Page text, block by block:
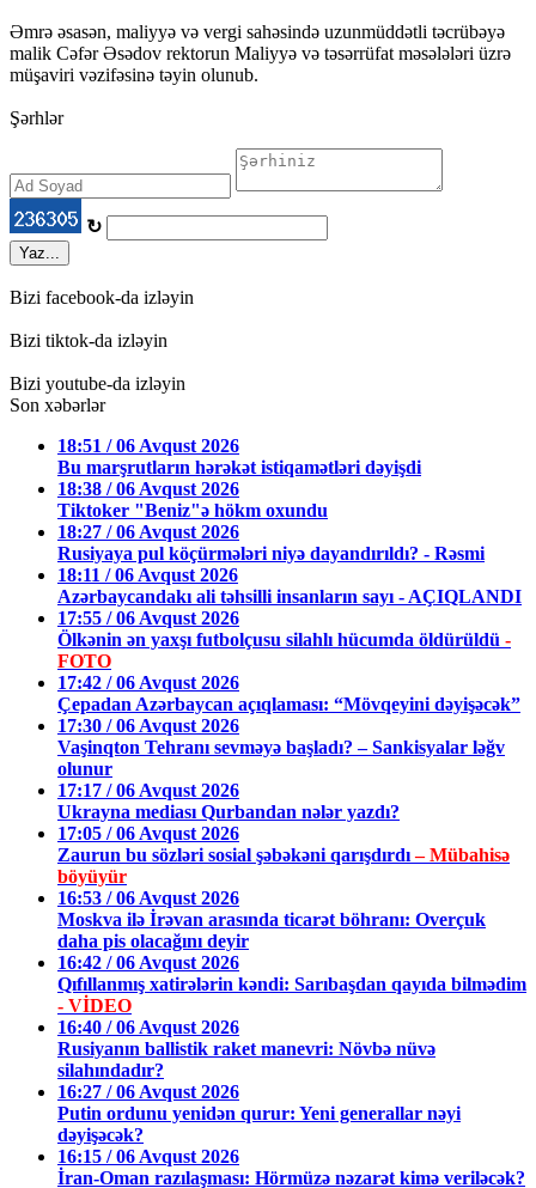
Əmrə əsasən, maliyyə və vergi sahəsində uzunmüddətli təcrübəyə
malik Cəfər Əsədov rektorun Maliyyə və təsərrüfat məsələləri üzrə
müşaviri vəzifəsinə təyin olunub.
Şərhlər
↻
Yaz...
Bizi facebook-da izləyin
Bizi tiktok-da izləyin
Bizi youtube-da izləyin
Son xəbərlər
18:51 / 06 Avqust 2026
Bu marşrutların hərəkət istiqamətləri dəyişdi
18:38 / 06 Avqust 2026
Tiktoker "Beniz"ə hökm oxundu
18:27 / 06 Avqust 2026
Rusiyaya pul köçürmələri niyə dayandırıldı? - Rəsmi
18:11 / 06 Avqust 2026
Azərbaycandakı ali təhsilli insanların sayı - AÇIQLANDI
17:55 / 06 Avqust 2026
Ölkənin ən yaxşı futbolçusu silahlı hücumda öldürüldü -
FOTO
17:42 / 06 Avqust 2026
Çepadan Azərbaycan açıqlaması: “Mövqeyini dəyişəcək”
17:30 / 06 Avqust 2026
Vaşinqton Tehranı sevməyə başladı? – Sankisyalar ləğv
olunur
17:17 / 06 Avqust 2026
Ukrayna mediası Qurbandan nələr yazdı?
17:05 / 06 Avqust 2026
Zaurun bu sözləri sosial şəbəkəni qarışdırdı– Mübahisə
böyüyür
16:53 / 06 Avqust 2026
Moskva ilə İrəvan arasında ticarət böhranı: Overçuk
daha pis olacağını deyir
16:42 / 06 Avqust 2026
Qıfıllanmış xatirələrin kəndi: Sarıbaşdan qayıda bilmədim
- VİDEO
16:40 / 06 Avqust 2026
Rusiyanın ballistik raket manevri: Növbə nüvə
silahındadır?
16:27 / 06 Avqust 2026
Putin ordunu yenidən qurur: Yeni generallar nəyi
dəyişəcək?
16:15 / 06 Avqust 2026
İran-Oman razılaşması: Hörmüzə nəzarət kimə veriləcək?